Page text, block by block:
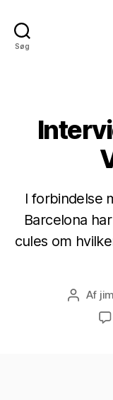
Søg
I forbindelse
Barcelona
cules om
Af